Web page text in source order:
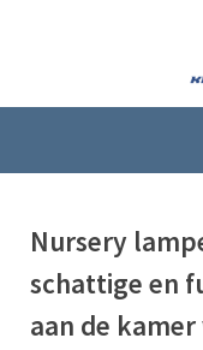
Nursery
schattige en
aan de